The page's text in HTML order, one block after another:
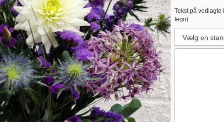
Tekst på vedlagte
tegn)